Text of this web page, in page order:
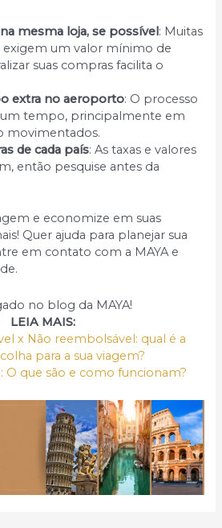
mesma loja, se possível : Muitas
exigem um valor mínimo de
suas compras facilita o
extra no aeroporto: O processo
tempo, principalmente em
movimentados.
de cada país: As taxas e valores
então pesquise antes da
e economize em suas
Quer ajuda para planejar sua
em contato com a MAYA e
no blog da MAYA!
LEIA MAIS:
x Não reembolsável: qual é a
para a sua viagem?
O que são e como funcionam?